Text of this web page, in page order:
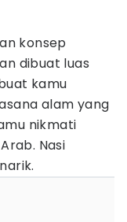
konsep
dibuat luas
kamu
alam yang
nikmati
Nasi